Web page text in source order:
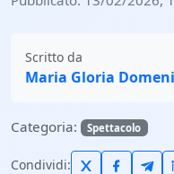
Scritto da
Maria Gloria
Categoria: Spettacolo
Condividi: